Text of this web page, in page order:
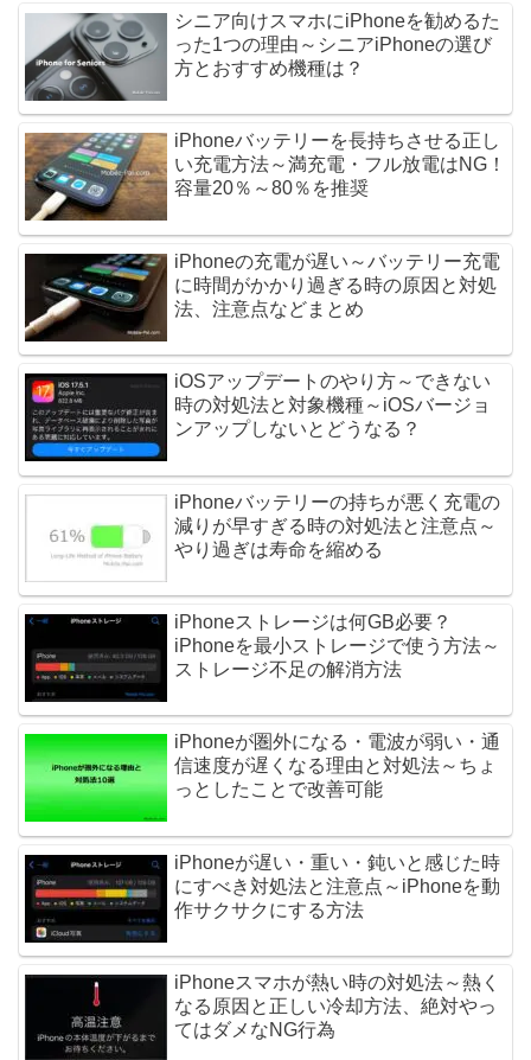
シニア向けスマホにiPhoneを勧めるた
った1つの理由～シニアiPhoneの選び
方とおすすめ機種は？
iPhoneバッテリーを長持ちさせる正し
い充電方法～満充電・フル放電はNG！
容量20％～80％を推奨
iPhoneの充電が遅い～バッテリー充電
に時間がかかり過ぎる時の原因と対処
法、注意点などまとめ
iOSアップデートのやり方～できない
時の対処法と対象機種～iOSバージョ
ンアップしないとどうなる？
iPhoneバッテリーの持ちが悪く充電の
減りが早すぎる時の対処法と注意点～
やり過ぎは寿命を縮める
iPhoneストレージは何GB必要？
iPhoneを最小ストレージで使う方法～
ストレージ不足の解消方法
iPhoneが圏外になる・電波が弱い・通
信速度が遅くなる理由と対処法～ちょ
っとしたことで改善可能
iPhoneが遅い・重い・鈍いと感じた時
にすべき対処法と注意点～iPhoneを動
作サクサクにする方法
iPhoneスマホが熱い時の対処法～熱く
なる原因と正しい冷却方法、絶対やっ
てはダメなNG行為